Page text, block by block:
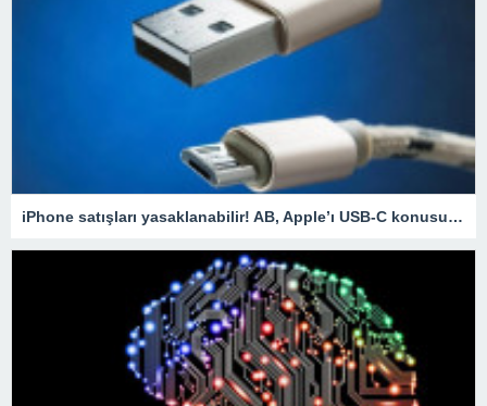
iPhone satışları yasaklanabilir! AB, Apple’ı USB-C konusunda uyardı